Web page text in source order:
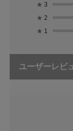
★ 3
★ 2
★ 1
ユーザーレビ